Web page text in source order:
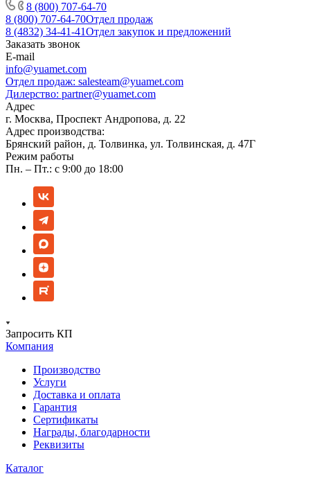
8 (800) 707-64-70
8 (800) 707-64-70Отдел продаж
8 (4832) 34-41-41Отдел закупок и предложений
Заказать звонок
E-mail
info@yuamet.com
Отдел продаж: salesteam@yuamet.com
Дилерство: partner@yuamet.com
Адрес
г. Москва, Проспект Андропова, д. 22
Адрес производства:
Брянский район, д. Толвинка, ул. Толвинская, д. 47Г
Режим работы
Пн. – Пт.: с 9:00 до 18:00
Запросить КП
Компания
Производство
Услуги
Доставка и оплата
Гарантия
Сертификаты
Награды, благодарности
Реквизиты
Каталог